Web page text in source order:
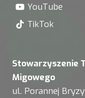
YouTube
TikTok
Stowarzyszenie
Migowego
ul. Porannej